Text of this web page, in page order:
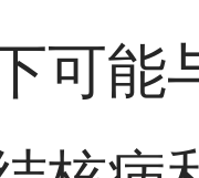
可能